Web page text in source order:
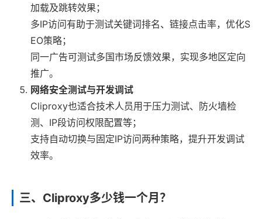
加载及跳转效果；
多IP访问有助于测试关键词排名、链接点击率，优化S
EO策略；
同一广告可测试多国市场反馈效果，实现多地区定向
推广。
网络安全测试与开发调试
Cliproxy也适合技术人员用于压力测试、防火墙检
测、IP段访问权限配置等；
支持自动切换与固定IP访问两种策略，提升开发调试
效率。
三、Cliproxy多少钱一个月？